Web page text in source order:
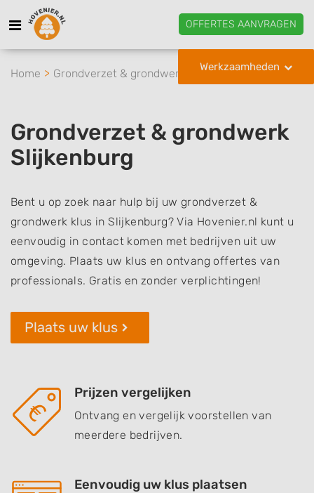
OFFERTES AANVRAGEN
Werkzaamheden
Home Grondverzet & grondwerk Slijkenburg
Grondverzet & grondwerk
Slijkenburg
Bent u op zoek naar hulp bij uw grondverzet &
grondwerk klus in Slijkenburg? Via Hovenier.nl kunt u
eenvoudig in contact komen met bedrijven uit uw
omgeving. Plaats uw klus en ontvang offertes van
professionals. Gratis en zonder verplichtingen!
Plaats uw klus
Prijzen vergelijken
Ontvang en vergelijk voorstellen van
meerdere bedrijven.
Eenvoudig uw klus plaatsen